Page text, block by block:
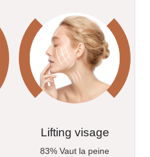
Lifting visage
83% Vaut la peine